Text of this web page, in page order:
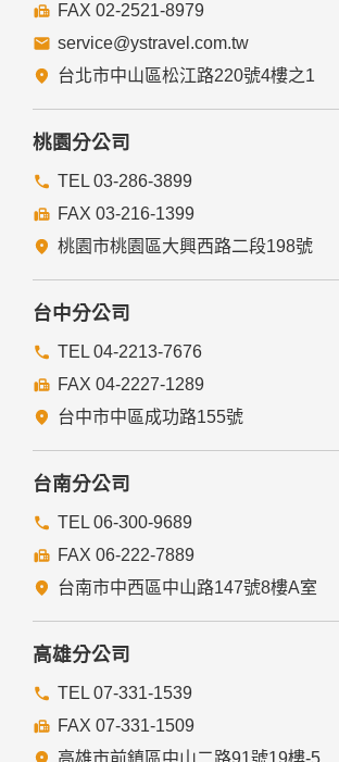
FAX 02-2521-8979
service@ystravel.com.tw
台北市中山區松江路220號4樓之1
桃園分公司
TEL 03-286-3899
FAX 03-216-1399
桃園市桃園區大興西路二段198號
台中分公司
TEL 04-2213-7676
FAX 04-2227-1289
台中市中區成功路155號
台南分公司
TEL 06-300-9689
FAX 06-222-7889
台南市中西區中山路147號8樓A室
高雄分公司
TEL 07-331-1539
FAX 07-331-1509
高雄市前鎮區中山二路91號19樓-5